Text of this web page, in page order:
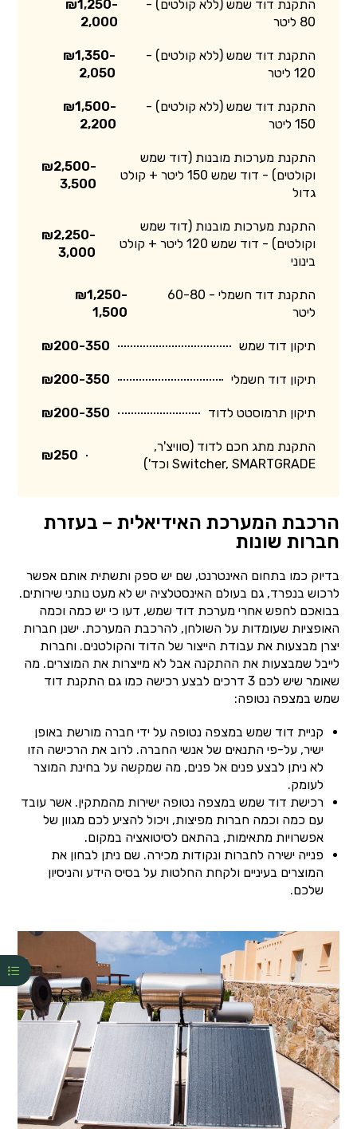
התקנת דוד שמש (ללא קולטים) -
80 ליטר
₪1,250-
2,000
התקנת דוד שמש (ללא קולטים) -
120 ליטר
₪1,350-
2,050
התקנת דוד שמש (ללא קולטים) -
150 ליטר
₪1,500-
2,200
התקנת מערכות מובנות (דוד שמש
וקולטים) - דוד שמש 150 ליטר + קולט
גדול
₪2,500-
3,500
התקנת מערכות מובנות (דוד שמש
וקולטים) - דוד שמש 120 ליטר + קולט
בינוני
₪2,250-
3,000
התקנת דוד חשמלי - 60-80
ליטר
₪1,250-
1,500
תיקון דוד שמש ₪200-350
תיקון דוד חשמלי ₪200-350
תיקון תרמוסטט לדוד ₪200-350
התקנת מתג חכם לדוד (סוויצ'ר,
Switcher, SMARTGRADE וכד')
₪250
הרכבת המערכת האידיאלית – בעזרת
חברות שונות
בדיוק כמו בתחום האינטרנט, שם יש ספק ותשתית אותם אפשר
לרכוש בנפרד, גם בעולם האינסטלציה יש לא מעט נותני שירותים.
בבואכם לחפש אחרי מערכת דוד שמש, דעו כי יש כמה וכמה
האופציות שעומדות על השולחן, להרכבת המערכת. ישנן חברות
יצרן מבצעות את עבודת הייצור של הדוד והקולטנים. וחברות
לייבל שמבצעות את ההתקנה אבל לא מייצרות את המוצרים. מה
שאומר שיש לכם 3 דרכים לבצע רכישה כמו גם התקנת דוד
שמש במצפה נטופה:
קניית דוד שמש במצפה נטופה על ידי חברה מורשת באופן
ישיר, על-פי התנאים של אנשי החברה. לרוב את הרכישה הזו
לא ניתן לבצע פנים אל פנים, מה שמקשה על בחינת המוצר
לעומק.
רכישת דוד שמש במצפה נטופה ישירות מהמתקין. אשר עובד
עם כמה וכמה חברות מפיצות, ויכול להציע לכם מגוון של
אפשרויות מתאימות, בהתאם לסיטואציה במקום.
פנייה ישירה לחברות ונקודות מכירה. שם ניתן לבחון את
המוצרים בעיניים ולקחת החלטות על בסיס הידע והניסיון
שלכם.